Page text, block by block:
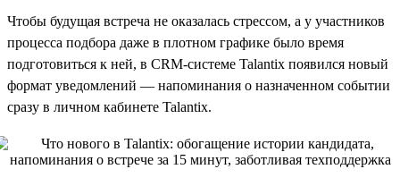
Чтобы будущая встреча не оказалась стрессом, а у участников
процесса подбора даже в плотном графике было время
подготовиться к ней, в CRM-системе Talantix появился новый
формат уведомлений — напоминания о назначенном событии
сразу в личном кабинете Talantix.